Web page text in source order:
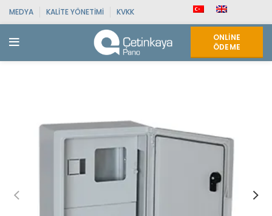
MEDYA KALITE YÖNETIMI KVKK
ONLINE
ÖDEME